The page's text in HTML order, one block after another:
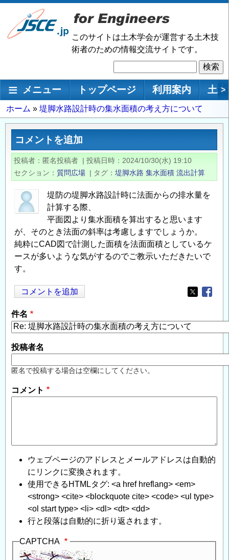
メ
ン
移
このサイトは土木学会が運営する土木技
術者のための情報交流サイトです。
索
メインナビゲーション
メニュー トップページ 利用案内 土 >
パ
ン
ず
ホーム 堤脚水路設計時の集水面積の考え方について
コメントを追加
投稿者 匿名投稿者 | 投稿日時
2024/10/30(水) 19:10
セクション
質問広場 | タグ 堤脚水路 集水面積 流出計算
堤防の堤脚水路設計時に法面からの排水量を
計算する際、
平面図より集水面積を算出すると思います
が、そのとき法面の斜率は考慮しますでしょうか。
純粋にCAD図で計測した面積を法面面積としているケ
ースが多いような気がするのでご教示いただきたいで
す。
コメントを追加
Opens in
件名
投稿者名
匿名で投稿する場合は空欄にしてください。
コメント
ウェブページのアドレスとメールアドレスは自動的
にリンクに変換されます。
使用できるHTMLタグ: <a href hreflang> <em>
<strong> <cite> <blockquote cite> <code> <ul type>
<ol start type> <li> <dl> <dt> <dd>
行と段落は自動的に折り返されます。
CAPTCHA